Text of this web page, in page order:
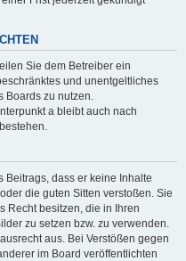
Sie dem Betreiber ein
und unentgeltliches
Boards zu nutzen.
a bleibt auch nach
Beitrags, dass er keine Inhalte
die guten Sitten verstoßen. Sie
Recht besitzen, die in Ihren
zu setzen bzw. zu verwenden.
aus. Bei Verstößen gegen
im Board veröffentlichten